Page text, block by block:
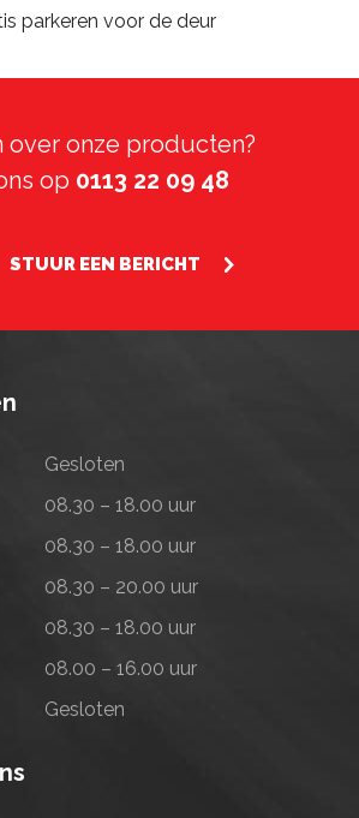
parkeren voor de deur
over onze producten?
op 0113 22 09 48
STUUR EEN BERICHT
Gesloten
08.30 – 18.00 uur
08.30 – 18.00 uur
08.30 – 20.00 uur
08.30 – 18.00 uur
08.00 – 16.00 uur
Gesloten